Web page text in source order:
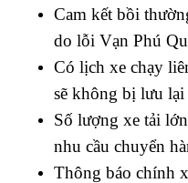
Cam kết bồi
do lỗi Vạn Phú
Có lịch xe chạy
sẽ không bị lưu
Số lượng xe tải
nhu cầu chuyển
Thông báo chính